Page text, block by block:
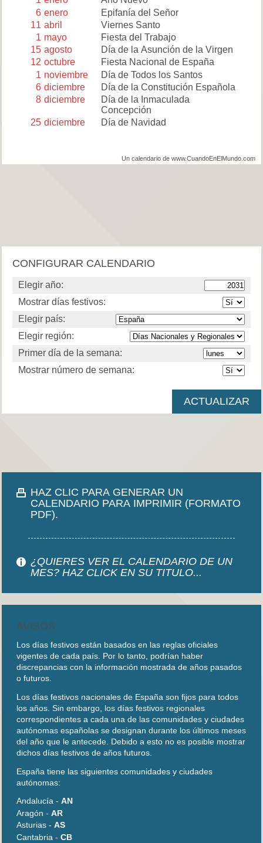
6 enero
Epifanía del Señor
11 abril
Viernes Santo
1 mayo
Fiesta del Trabajo
15 agosto
Día de la Asunción de la Virgen
12 octubre
Fiesta Nacional de España
1 noviembre
Día de Todos los Santos
6 diciembre
Día de la Constitución Española
8 diciembre
Día de la Inmaculada
Concepción
25 diciembre Día de Navidad
Un calendario de www.CuandoEnElMundo.com
CONFIGURAR CALENDARIO
Elegir año:
Mostrar días festivos:
Elegir país:
Elegir región:
Primer día de la semana:
Mostrar número de semana:
HAZ CLIC PARA GENERAR UN
CALENDARIO PARA IMPRIMIR (FORMATO
PDF).
¿QUIERES VER EL CALENDARIO DE UN
MES? HAZ CLICK EN SU TITULO...
AVISOS
Los días festivos están basados en las reglas oficiales
vigentes de cada país. Por lo tanto, podrían haber
discrepancias con la información mostrada de años pasados
o futuros.
Los días festivos nacionales de España son fijos para todos
los años. Sin embargo, los días festivos regionales
correspondientes a cada una de las comunidades y ciudades
autónomas españolas se designan durante los últimos meses
del año que le antecede. Debido a esto no es posible mostrar
dichos días festivos de años futuros.
España tiene las siguientes comunidades y ciudades
autónomas:
Andalucía - AN
Aragón - AR
Asturias - AS
Cantabria - CB